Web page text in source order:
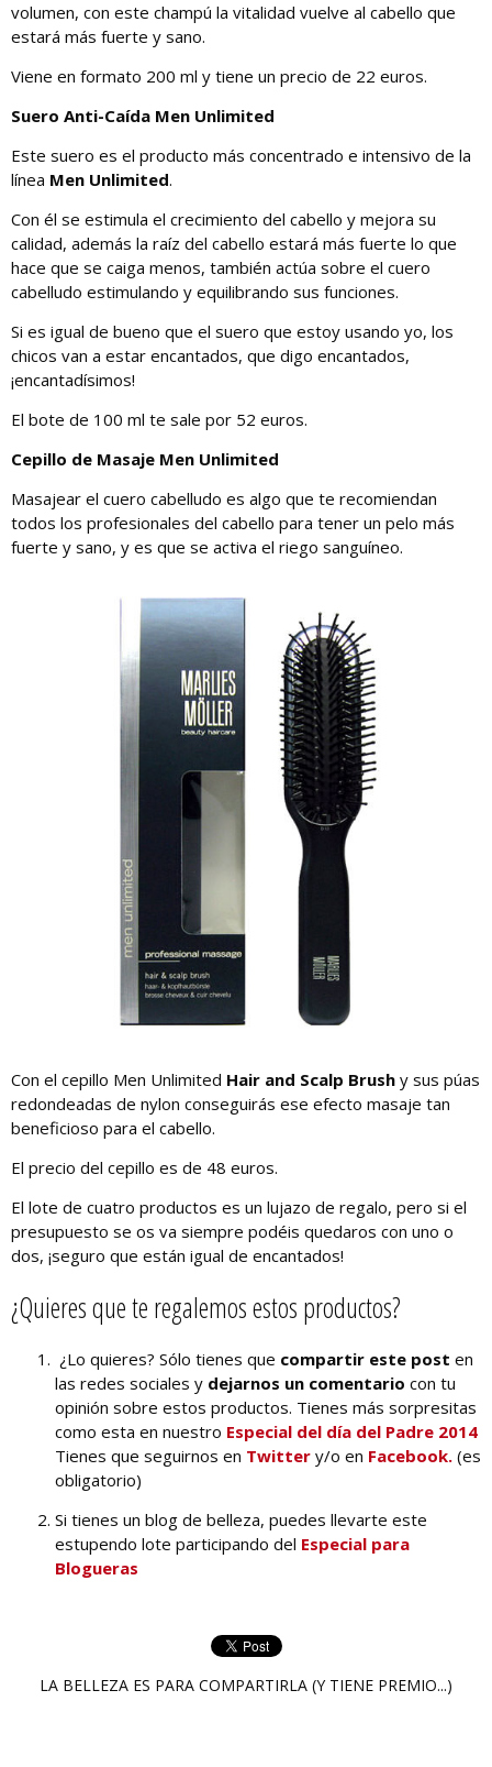
volumen, con este champú la vitalidad vuelve al cabello que
estará más fuerte y sano.
Viene en formato 200 ml y tiene un precio de 22 euros.
Suero Anti-Caída Men Unlimited
Este suero es el producto más concentrado e intensivo de la
línea Men Unlimited.
Con él se estimula el crecimiento del cabello y mejora su
calidad, además la raíz del cabello estará más fuerte lo que
hace que se caiga menos, también actúa sobre el cuero
cabelludo estimulando y equilibrando sus funciones.
Si es igual de bueno que el suero que estoy usando yo, los
chicos van a estar encantados, que digo encantados,
¡encantadísimos!
El bote de 100 ml te sale por 52 euros.
Cepillo de Masaje Men Unlimited
Masajear el cuero cabelludo es algo que te recomiendan
todos los profesionales del cabello para tener un pelo más
fuerte y sano, y es que se activa el riego sanguíneo.
Con el cepillo Men Unlimited Hair and Scalp Brush y sus púas
redondeadas de nylon conseguirás ese efecto masaje tan
beneficioso para el cabello.
El precio del cepillo es de 48 euros.
El lote de cuatro productos es un lujazo de regalo, pero si el
presupuesto se os va siempre podéis quedaros con uno o
dos, ¡seguro que están igual de encantados!
¿Quieres que te regalemos estos productos?
¿Lo quieres? Sólo tienes que compartir este post en
las redes sociales y dejarnos un comentario con tu
opinión sobre estos productos. Tienes más sorpresitas
como esta en nuestro Especial del día del Padre 2014
Tienes que seguirnos en Twitter y/o en Facebook. (es
obligatorio)
Si tienes un blog de belleza, puedes llevarte este
estupendo lote participando del Especial para
Blogueras
LA BELLEZA ES PARA COMPARTIRLA (Y TIENE PREMIO...)